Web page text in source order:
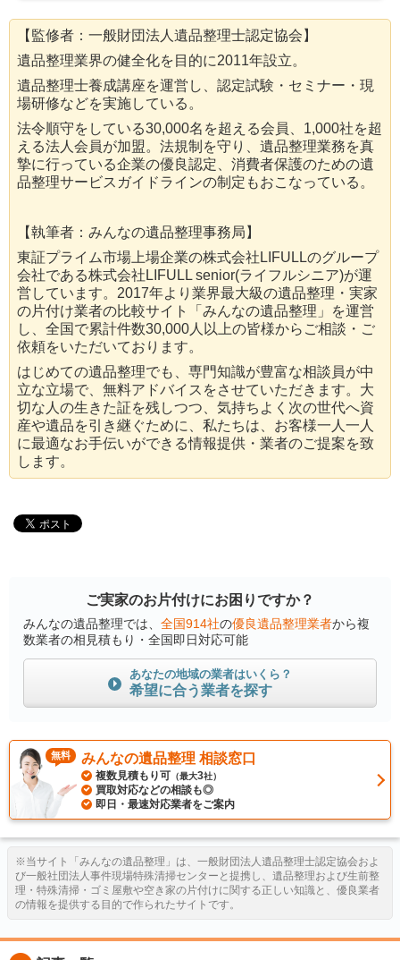
【監修者：一般財団法人遺品整理士認定協会】
遺品整理業界の健全化を目的に2011年設立。
遺品整理士養成講座を運営し、認定試験・セミナー・現
場研修などを実施している。
法令順守をしている30,000名を超える会員、1,000社を超
える法人会員が加盟。法規制を守り、遺品整理業務を真
摯に行っている企業の優良認定、消費者保護のための遺
品整理サービスガイドラインの制定もおこなっている。
【執筆者：みんなの遺品整理事務局】
東証プライム市場上場企業の株式会社LIFULLのグループ
会社である株式会社LIFULL senior(ライフルシニア)が運
営しています。2017年より業界最大級の遺品整理・実家
の片付け業者の比較サイト「みんなの遺品整理」を運営
し、全国で累計件数30,000人以上の皆様からご相談・ご
依頼をいただいております。
はじめての遺品整理でも、専門知識が豊富な相談員が中
立な立場で、無料アドバイスをさせていただきます。大
切な人の生きた証を残しつつ、気持ちよく次の世代へ資
産や遺品を引き継ぐために、私たちは、お客様一人一人
に最適なお手伝いができる情報提供・業者のご提案を致
します。
ご実家のお片付けにお困りですか？
みんなの遺品整理では、 全国914社の優良遺品整理業者から複
数業者の相見積もり・全国即日対応可能
あなたの地域の業者はいくら？
希望に合う業者を探す
無料 みんなの遺品整理 相談窓口
複数見積もり可 （最大3社）
買取対応などの相談も◎
即日・最速対応業者をご案内
※当サイト「みんなの遺品整理」は、一般財団法人遺品整理士認定協会およ
び一般社団法人事件現場特殊清掃センターと提携し、遺品整理および生前整
理・特殊清掃・ゴミ屋敷や空き家の片付けに関する正しい知識と、優良業者
の情報を提供する目的で作られたサイトです。